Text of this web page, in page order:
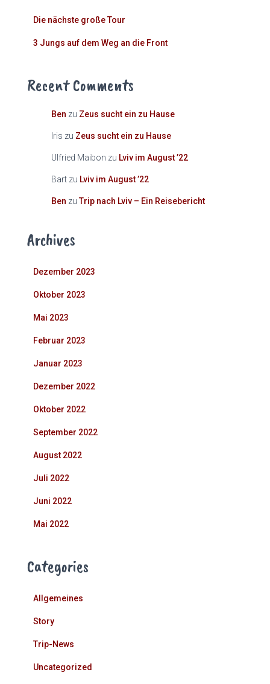
Die nächste große Tour
3 Jungs auf dem Weg an die Front
Recent Comments
Ben zu Zeus sucht ein zu Hause
Iris zu Zeus sucht ein zu Hause
Ulfried Maibon zu Lviv im August ’22
Bart zu Lviv im August ’22
Ben zuTrip nach Lviv – Ein Reisebericht
Archives
Dezember 2023
Oktober 2023
Mai 2023
Februar 2023
Januar 2023
Dezember 2022
Oktober 2022
September 2022
August 2022
Juli 2022
Juni 2022
Mai 2022
Categories
Allgemeines
Story
Trip-News
Uncategorized